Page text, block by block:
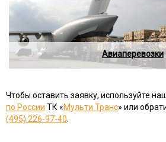
Авиаперевозки
Чтобы оставить заявку, используйте
по России ТК «Мульти Транс» или
(495) 226-97-40